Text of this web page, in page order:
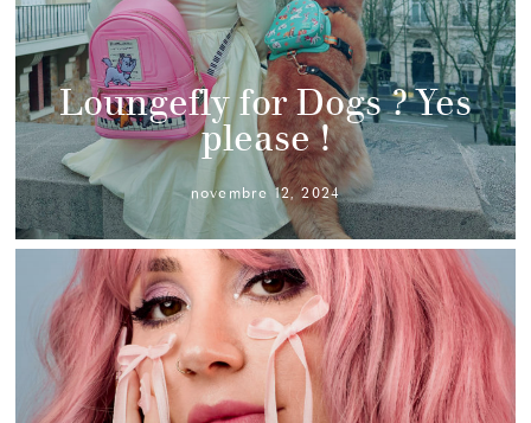
Loungefly for Dogs ? Yes
please !
novembre 12, 2024